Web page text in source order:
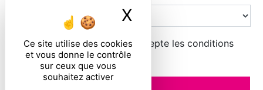
Ce site utilise des cookies
et vous donne le contrôle
sur ceux que vous
souhaitez activer
X Masquer le
En cochant cette case, j'accepte les conditions
particulières ci-dessous **